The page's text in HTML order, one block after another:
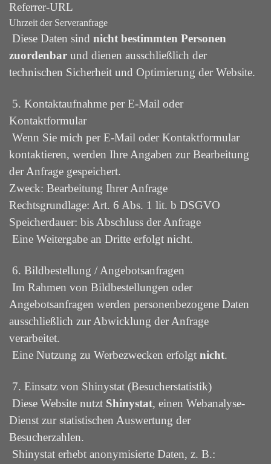
Referrer-URL
Uhrzeit der Serveranfrage
Diese Daten sind nicht bestimmten Personen
zuordenbar und dienen ausschließlich der
technischen Sicherheit und Optimierung der Website.
5. Kontaktaufnahme per E-Mail oder
Kontaktformular
Wenn Sie mich per E-Mail oder Kontaktformular
kontaktieren, werden Ihre Angaben zur Bearbeitung
der Anfrage gespeichert.
Zweck: Bearbeitung Ihrer Anfrage
Rechtsgrundlage: Art. 6 Abs. 1 lit. b DSGVO
Speicherdauer: bis Abschluss der Anfrage
Eine Weitergabe an Dritte erfolgt nicht.
6. Bildbestellung / Angebotsanfragen
Im Rahmen von Bildbestellungen oder
Angebotsanfragen werden personenbezogene Daten
ausschließlich zur Abwicklung der Anfrage
verarbeitet.
Eine Nutzung zu Werbezwecken erfolgt nicht.
7. Einsatz von Shinystat (Besucherstatistik)
Diese Website nutzt Shinystat, einen Webanalyse-
Dienst zur statistischen Auswertung der
Besucherzahlen.
Shinystat erhebt anonymisierte Daten, z. B.: